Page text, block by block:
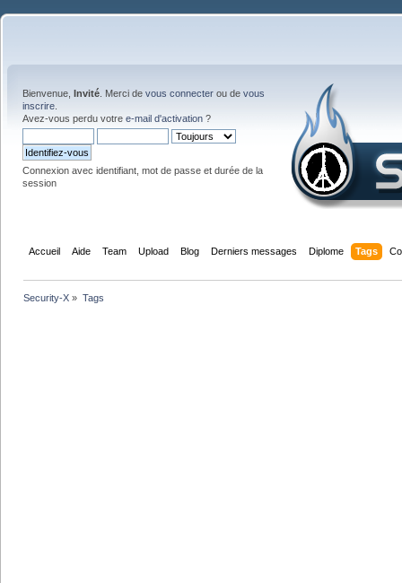
Bienvenue, Invité . Merci de vous connecter ou de vous
inscrire
Avez-vous perdu votre e-mail d'activation ?
Connexion avec identifiant, mot de passe et durée de la
session
Accueil Aide Team Upload Blog Derniers messages Diplome Tags
Security-X » Tags